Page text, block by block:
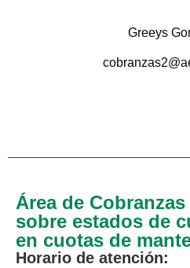
Greeys
Área de
sobre estados de
en cuotas de
Horario de atención: